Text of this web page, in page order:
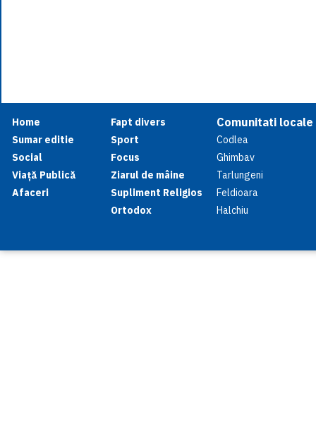
Home
Sumar editie
Social
Viață Publică
Afaceri
Fapt divers
Sport
Focus
Ziarul de mâine
Supliment Religios
Ortodox
Comunitati locale
Codlea
Ghimbav
Tarlungeni
Feldioara
Halchiu